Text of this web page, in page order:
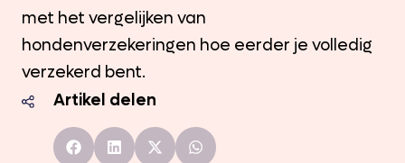
met het vergelijken van
hondenverzekeringen hoe eerder je volledig
verzekerd bent.
Artikel delen